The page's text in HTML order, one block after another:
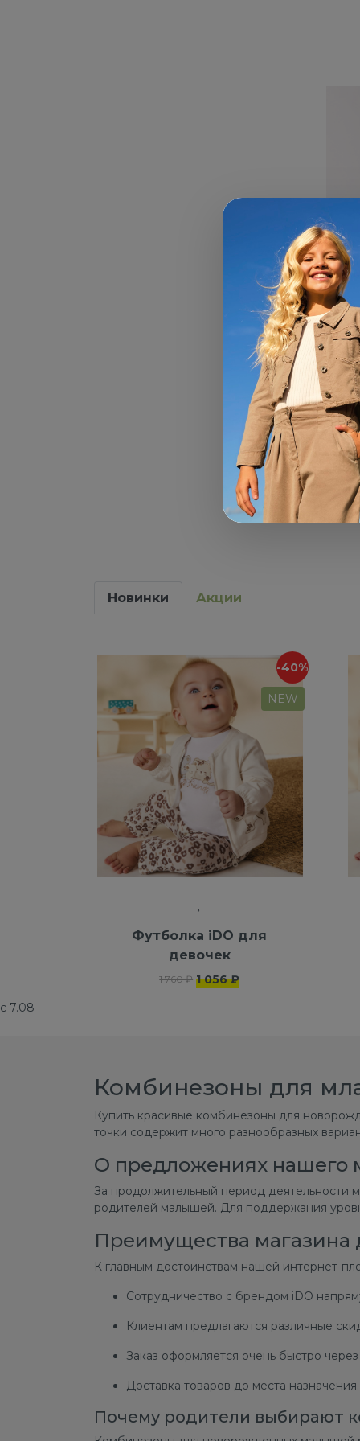
Новинки Акции
-40%
NEW
Футболка iDO для
девочек
1 760 ₽ 1 056 ₽
с 7.08
Комбинезоны для
Купить красивые комбинезоны для
точки содержит много разнообразных
О предложениях нашего
За продолжительный период деятельности
родителей малышей. Для поддержания
Преимущества
К главным достоинствам нашей интернет-
Сотрудничество с брендом iDO
Клиентам предлагаются различные
Заказ оформляется очень быстро через
Доставка товаров до места
Почему родители выбирают